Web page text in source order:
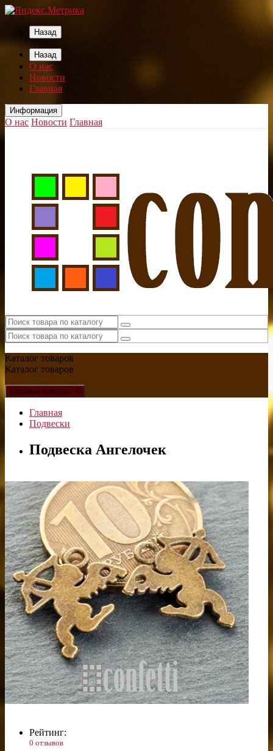
Назад
Назад
О нас
Новости
Главная
Информация
О нас Новости Главная
Каталог товаров
Каталог товаров
Корзина покупок: 0
Главная
Подвески
Подвеска Ангелочек
Рейтинг:
0 отзывов